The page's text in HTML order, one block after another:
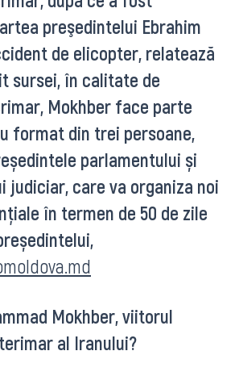
preşedintelui Ebrahim
de elicopter, relatează
sursei, în calitate de
Mokhber face parte
format din trei persoane,
parlamentului și
judiciar, care va organiza noi
în termen de 50 de zile
Mokhber, viitorul
al Iranului?